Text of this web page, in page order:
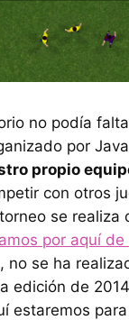
no podía
por
propio
con otros
se realiza
por aquí
no se ha
edición de
estaremos